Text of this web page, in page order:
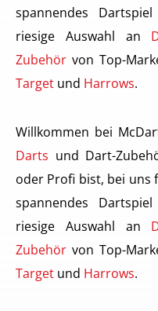
spannendes
riesige Auswahl an
Zubehör von Top-
Target und Harrows.
Willkommen bei
Darts und Dart-
oder Profi bist, bei uns
spannendes
riesige Auswahl an
Zubehör von Top-
Target und Harrows.